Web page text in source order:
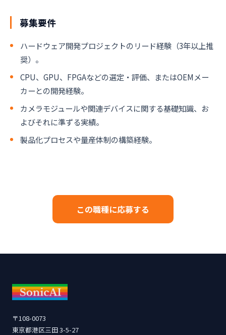
募集要件
ハードウェア開発プロジェクトのリード経験（3年以上推
奨）。
CPU、GPU、FPGAなどの選定・評価、またはOEMメー
カーとの開発経験。
カメラモジュールや関連デバイスに関する基礎知識、お
よびそれに準ずる実績。
製品化プロセスや量産体制の構築経験。
この職種に応募する
〒108-0073
東京都港区三田 3-5-27